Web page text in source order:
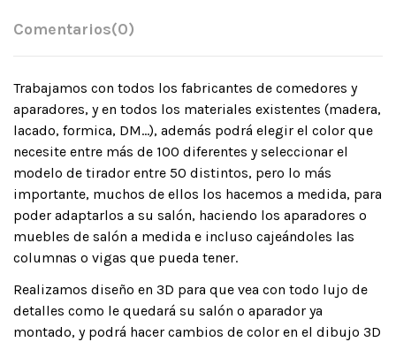
Comentarios(0)
Trabajamos con todos los fabricantes de comedores y
aparadores, y en todos los materiales existentes (madera,
lacado, formica, DM…), además podrá elegir el color que
necesite entre más de 100 diferentes y seleccionar el
modelo de tirador entre 50 distintos, pero lo más
importante, muchos de ellos los hacemos a medida, para
poder adaptarlos a su salón, haciendo los aparadores o
muebles de salón a medida e incluso cajeándoles las
columnas o vigas que pueda tener.
Realizamos diseño en 3D para que vea con todo lujo de
detalles como le quedará su salón o aparador ya
montado, y podrá hacer cambios de color en el dibujo 3D